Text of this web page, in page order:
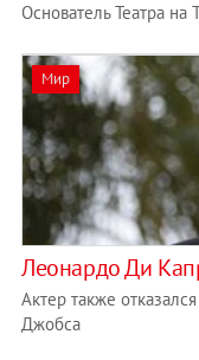
Основатель Театра на
Мир
Леонардо Ди
Актер также
Джобса